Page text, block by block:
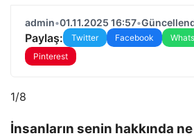
admin•01.11.2025 16:57•
Paylaş: Twitter Facebook
Pinterest
1/8
İnsanların senin hakkında